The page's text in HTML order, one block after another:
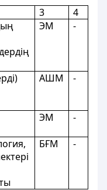
3
4
ЭМ -
АШМ -
ЭМ -
БҒМ -